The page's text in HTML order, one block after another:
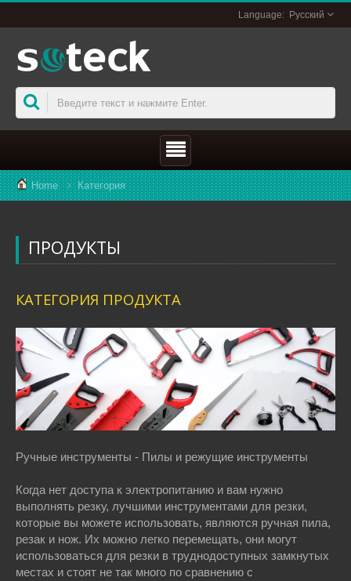
Русский
Home Категория
ПРОДУКТЫ
КАТЕГОРИЯ ПРОДУКТА
Ручные инструменты - Пилы и режущие инструменты
Когда нет доступа к электропитанию и вам нужно
выполнять резку, лучшими инструментами для резки,
которые вы можете использовать, являются ручная пила,
резак и нож. Их можно легко перемещать, они могут
использоваться для резки в труднодоступных замкнутых
местах и стоят не так много по сравнению с